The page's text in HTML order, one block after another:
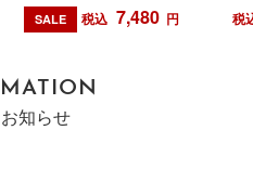
SALE 税込 7,480 円 税
知らせ